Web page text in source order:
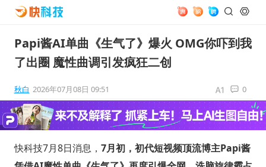
Papi酱AI单曲《生气了》爆火 OMG你吓到我
了出圈 魔性曲调引发疯狂二创
秋白 2026年07月08日 09:51 0
快科技7月8日消息， 7月初，初代短视频顶流博主Papi酱